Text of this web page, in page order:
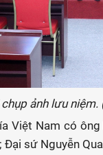
ảnh lưu niệm.
Việt Nam có
sứ Nguyễn